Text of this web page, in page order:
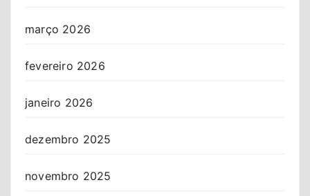
março 2026
fevereiro 2026
janeiro 2026
dezembro 2025
novembro 2025